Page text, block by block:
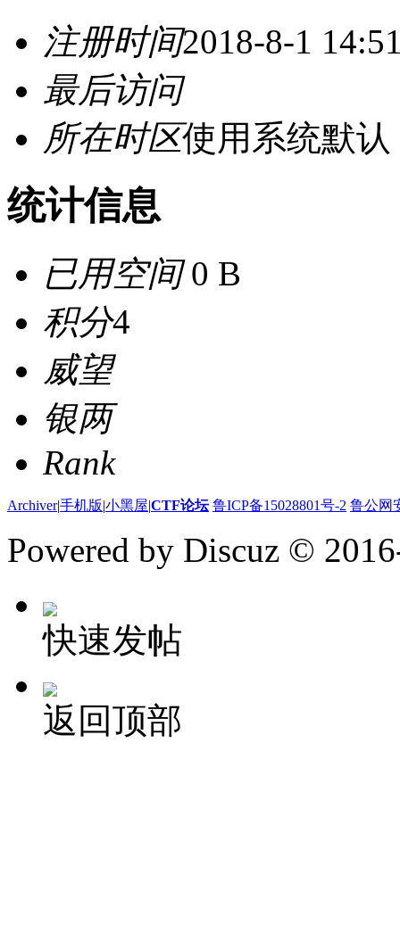
注册时间2018-8-1
最后访问
所在时区使用系统默认
统计信息
已用空间0 B
积分4
威望
银两
Rank
Archiver|手机版|小黑屋|CTF论坛 鲁ICP备15028801号-2 鲁公网
Powered by Discuz ©
快速发帖
返回顶部